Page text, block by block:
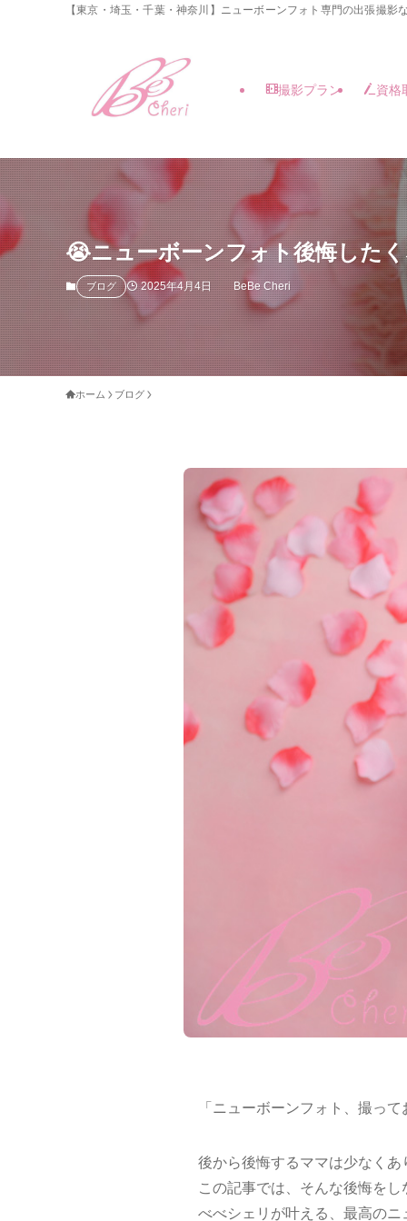
【東京・埼玉・千葉・神奈川】ニューボーンフォト専門の出張撮
撮影プラン 資格
😭ニューボーンフォト後悔した
ブログ 2025年4月4日 BeBe Cheri
ホーム ブログ
「ニューボーンフォト、撮っ
後から後悔するママは少なくあ
この記事では、そんな後悔を
べべシェリが叶える、最高の